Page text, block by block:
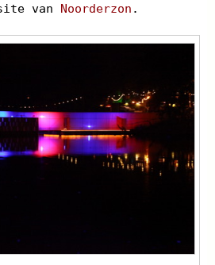
van Noorderzon .